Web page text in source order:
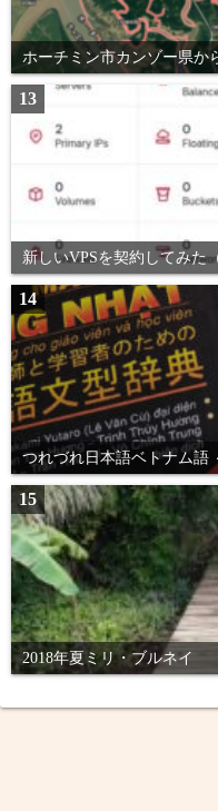
ホーチミン市カンゾー県か
13
新しいVPSを契約してみた
14
つれづれ日本語ベトナム語
15
2018年夏ミリ・ブルネイ